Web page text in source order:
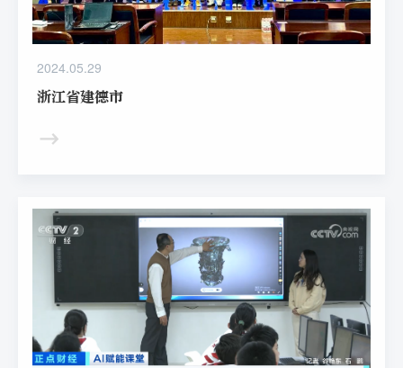
2024.05.29
浙江省建德市